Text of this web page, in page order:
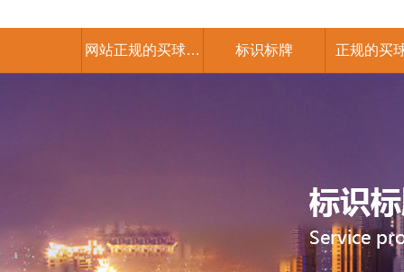
网站正规的买球网 标识标牌 正规的买